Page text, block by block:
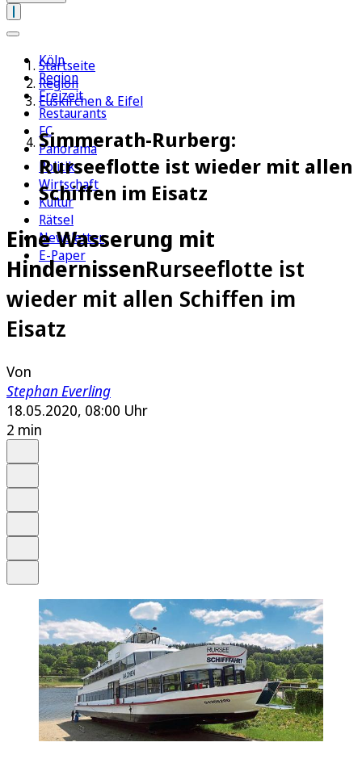
Köln
Region
Freizeit
Restaurants
FC
Panorama
Politik
Wirtschaft
Kultur
Rätsel
Newsletter
E-Paper
Startseite
Region
Euskirchen & Eifel
Simmerath-Rurberg:
Rurseeflotte ist wieder mit allen
Schiffen im Eisatz
Eine Wasserung mit
HindernissenRurseeflotte ist
wieder mit allen Schiffen im
Eisatz
Von
Stephan Everling
18.05.2020, 08:00 Uhr
2 min